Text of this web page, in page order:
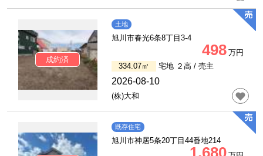
成約済
土地
旭川市春光6条8丁目3-4
498 万円
334.07㎡
宅地 ２高 / 売主
2026-08-10
(株)大和
既存住宅
旭川市神居5条20丁目44番地214
1,680